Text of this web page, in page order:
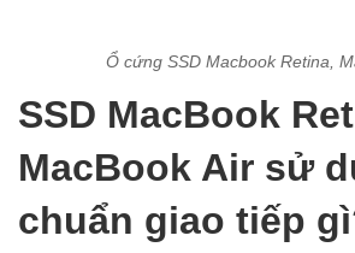
Ổ cứng SSD Macbook Retina,
SSD MacBook
MacBook Air sử
chuẩn giao tiếp